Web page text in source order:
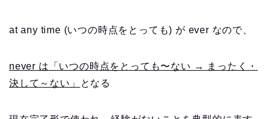
at any time (いつの時点をとっても) が ever なので、
never は「いつの時点をとっても〜ない → まったく・
決して～ない」
となる